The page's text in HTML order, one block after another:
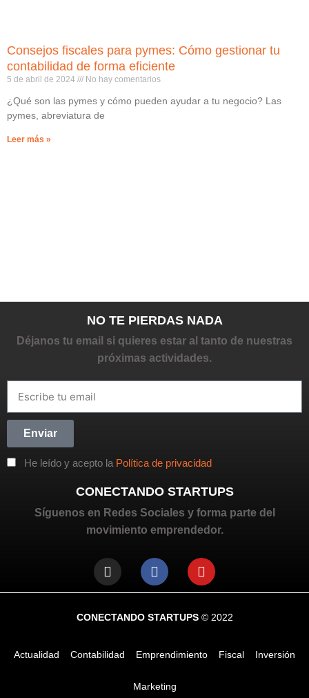
Consejos fiscales para pymes: Cómo gestionar tu
contabilidad de forma eficiente
5 de abril de 2024 No hay comentarios
¿Qué son las pymes y cómo pueden ayudar a tu negocio? Las
pymes, abreviatura de
Leer más »
NO TE PIERDAS NADA
Déjanos tu email si quieres estar al tanto de nuestras
próximas actividades.
He leído y acepto la Política de privacidad
Enviar
CONECTANDO STARTUPS
Síguenos en Redes Sociales y forma parte del
movimiento emprendedor.
CONECTANDO STARTUPS© 2022
Actualidad Contabilidad Emprendimiento Fiscal Inversión
Marketing